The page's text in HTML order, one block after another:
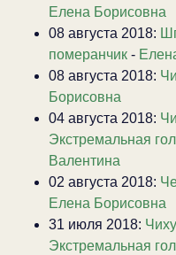
Елена Борисовна
08 августа 2018:
померанчик -
08 августа 2018:
Борисовна
04 августа 2018:
Экстремальная
Валентина
02 августа 2018:
Елена Борисовна
31 июля 2018:
Экстремальная